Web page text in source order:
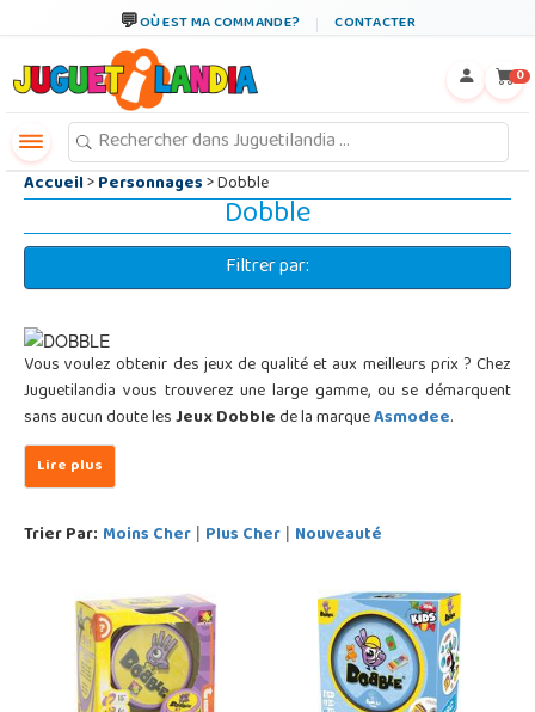
OÙ EST MA COMMANDE? CONTACTER
0
Accueil>Personnages> Dobble
Dobble
Filtrer par:
Vous voulez obtenir des jeux de qualité et aux meilleurs prix ? Chez
Juguetilandia vous trouverez une large gamme, ou se démarquent
sans aucun doute lesJeux Dobblede la marqueAsmodee.
Trier Par: Moins Cher | Plus Cher | Nouveauté